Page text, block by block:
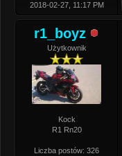
2018-02-27, 11:17 PM
r1_boyz
Użytkownik
Kock
R1 Rn20
Liczba postów: 326